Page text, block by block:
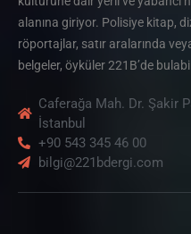
alanına giriyor. Polisiye kitap,
röportajlar, satır aralarında
belgeler, öyküler 221B’de
Caferağa Mah. Dr. Şakir
İstanbul
+90 543 345 46 00
bilgi@221bdergi.com